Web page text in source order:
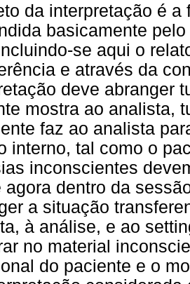
da interpretação é
basicamente
se aqui o
e através da
deve abranger
mostra ao analista,
faz ao analista
interno, tal como o
inconscientes
agora dentro da
a situação
à análise, e ao
no material
do paciente e o